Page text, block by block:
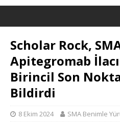
Scholar Rock,
Apitegromab
Birincil Son
Bildirdi
8 Ekim 2024 SMA Benimle